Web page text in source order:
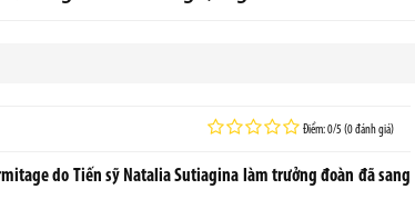
Điểm: 0/5 (0 đánh giá)
do Tiến sỹ Natalia Sutiagina làm trưởng đoàn đã sang